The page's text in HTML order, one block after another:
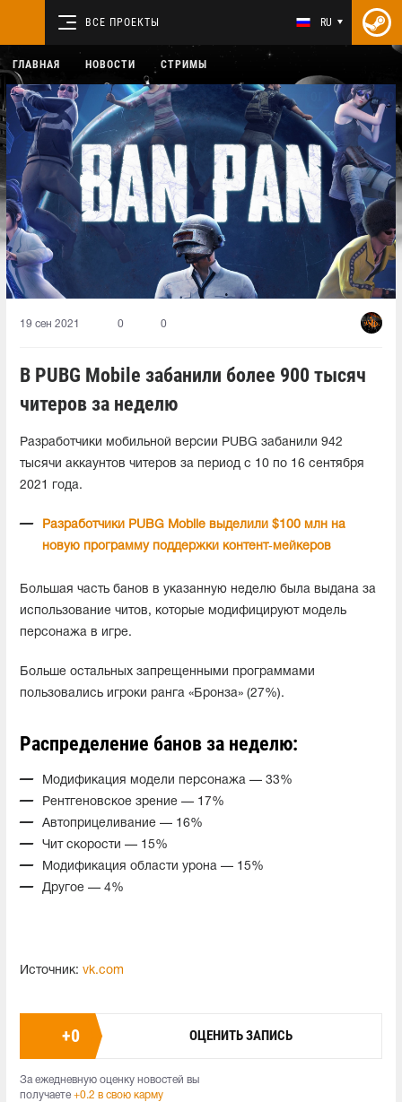
ВСЕ ПРОЕКТЫ RU
ГЛАВНАЯ НОВОСТИ СТРИМЫ
19 сен 2021 0 0
В PUBG Mobile забанили более 900 тысяч
читеров за неделю
Разработчики мобильной версии PUBG забанили 942
тысячи аккаунтов читеров за период с 10 по 16 сентября
2021 года.
Разработчики PUBG Mobile выделили $100 млн на
новую программу поддержки контент‑мейкеров
Большая часть банов в указанную неделю была выдана за
использование читов, которые модифицируют модель
персонажа в игре.
Больше остальных запрещенными программами
пользовались игроки ранга «Бронза» (27%).
Распределение банов за неделю:
Модификация модели персонажа — 33%
Рентгеновское зрение — 17%
Автоприцеливание — 16%
Чит скорости — 15%
Модификация области урона — 15%
Другое — 4%
Источник: vk.com
+0 ОЦЕНИТЬ ЗАПИСЬ
За ежедневную оценку новостей вы
получаете +0.2 в свою карму